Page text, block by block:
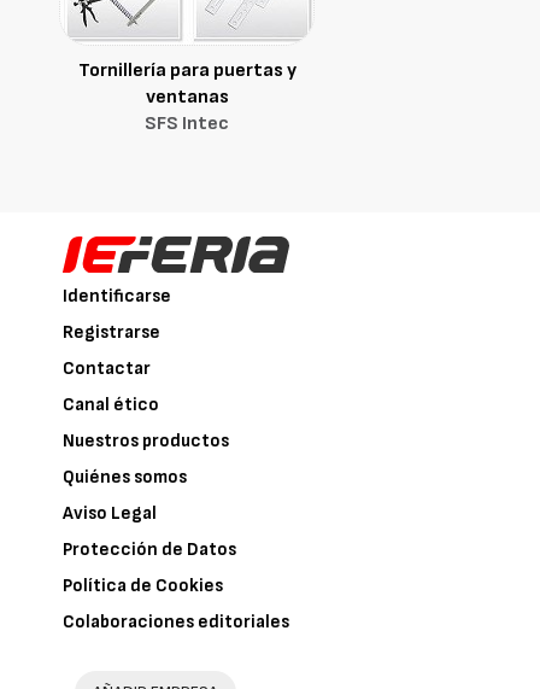
Tornillería para puertas y
ventanas
SFS Intec
Identificarse
Registrarse
Contactar
Canal ético
Nuestros productos
Quiénes somos
Aviso Legal
Protección de Datos
Política de Cookies
Colaboraciones editoriales